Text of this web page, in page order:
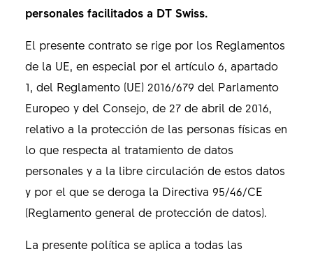
personales facilitados a DT Swiss.
El presente contrato se rige por los Reglamentos
de la UE, en especial por el artículo 6, apartado
1, del Reglamento (UE) 2016/679 del Parlamento
Europeo y del Consejo, de 27 de abril de 2016,
relativo a la protección de las personas físicas en
lo que respecta al tratamiento de datos
personales y a la libre circulación de estos datos
y por el que se deroga la Directiva 95/46/CE
(Reglamento general de protección de datos).
La presente política se aplica a todas las